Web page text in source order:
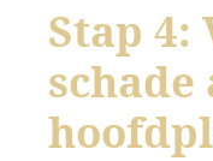
Stap 4:
schade